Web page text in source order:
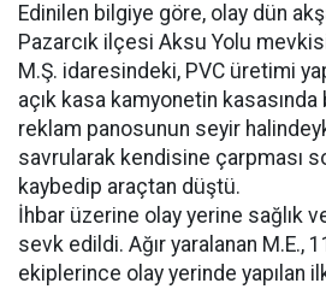
Edinilen bilgiye göre, olay dün
Pazarcık ilçesi Aksu Yolu
M.Ş. idaresindeki, PVC üretimi
açık kasa kamyonetin kasasında
reklam panosunun seyir
savrularak kendisine çarpması
kaybedip araçtan düştü.
İhbar üzerine olay yerine sağlık
sevk edildi. Ağır yaralanan M.E.,
ekiplerince olay yerinde yapılan